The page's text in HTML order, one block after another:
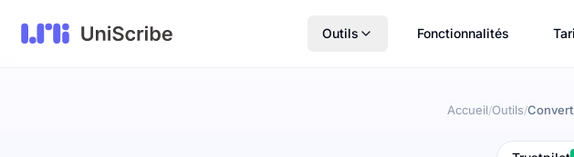
Outils Fonctionnalités
Accueil/Outils/